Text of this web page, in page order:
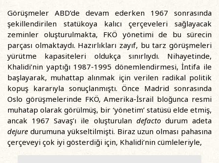
Görüşmeler ABD’de devam ederken 1967 sonrasında
şekillendirilen statükoya kalıcı çerçeveleri sağlayacak
zeminler oluşturulmakta, FKÖ yönetimi de bu sürecin
parçası olmaktaydı. Hazırlıkları zayıf, bu tarz görüşmeleri
yürütme kapasiteleri oldukça sınırlıydı. Nihayetinde,
Khalidi’nin yaptığı 1987-1995 dönemlendirmesi, İntifa ile
başlayarak, muhattap alınmak için verilen radikal politik
kopuş kararıyla sonuçlanmıştı. Önce Madrid sonrasında
Oslo görüşmelerinde FKÖ, Amerika-İsrail bloğunca resmi
muhatap olarak görülmüş, bir ‘yönetim’ statüsü elde etmiş,
ancak 1967 Savaş’ı ile oluşturulan defactodurum adeta
dejure durumuna yükseltilmişti. Biraz uzun olması pahasına
çerçeveyi çok iyi gösterdiği için, Khalidi’nin cümleleriyle,